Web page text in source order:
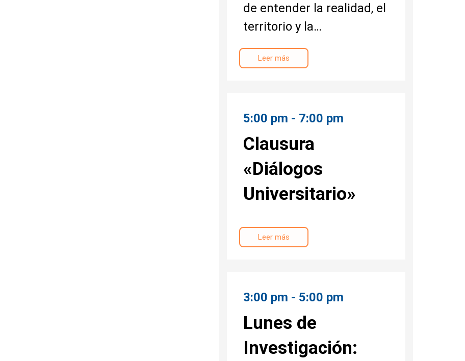
de entender la realidad, el
territorio y la…
Leer más
5:00 pm - 7:00 pm
Clausura
«Diálogos
Universitario»
Leer más
3:00 pm - 5:00 pm
Lunes de
Investigación: